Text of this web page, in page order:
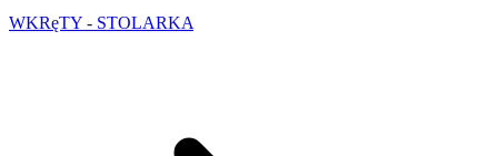
WKRęTY - STOLARKA